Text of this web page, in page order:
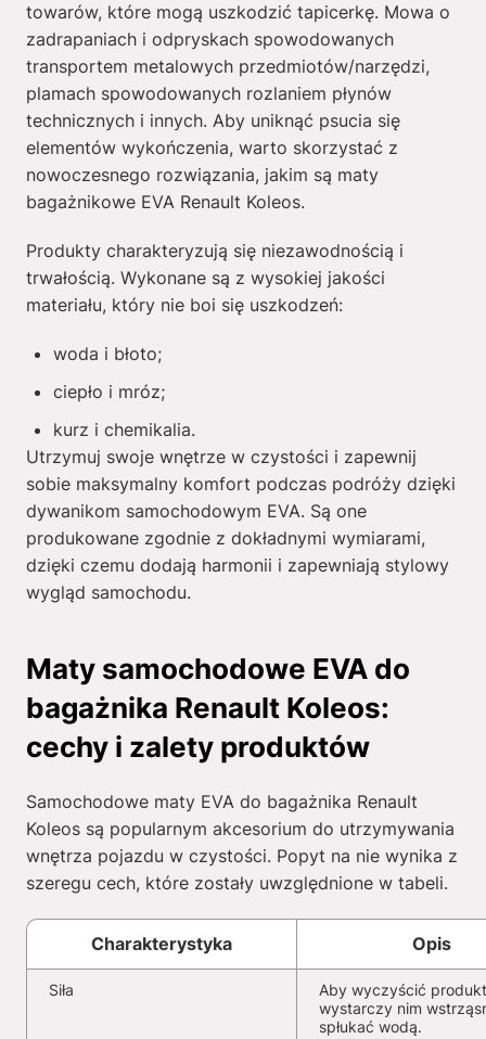
towarów, które mogą uszkodzić tapicerkę. Mowa o
zadrapaniach i odpryskach spowodowanych
transportem metalowych przedmiotów/narzędzi,
plamach spowodowanych rozlaniem płynów
technicznych i innych. Aby uniknąć psucia się
elementów wykończenia, warto skorzystać z
nowoczesnego rozwiązania, jakim są maty
bagażnikowe EVA Renault Koleos.
Produkty charakteryzują się niezawodnością i
trwałością. Wykonane są z wysokiej jakości
materiału, który nie boi się uszkodzeń:
woda i błoto;
ciepło i mróz;
kurz i chemikalia.
Utrzymuj swoje wnętrze w czystości i zapewnij
sobie maksymalny komfort podczas podróży dzięki
dywanikom samochodowym EVA. Są one
produkowane zgodnie z dokładnymi wymiarami,
dzięki czemu dodają harmonii i zapewniają stylowy
wygląd samochodu.
Maty samochodowe EVA do
bagażnika Renault Koleos:
cechy i zalety produktów
Samochodowe maty EVA do bagażnika Renault
Koleos są popularnym akcesorium do utrzymywania
wnętrza pojazdu w czystości. Popyt na nie wynika z
szeregu cech, które zostały uwzględnione w tabeli.
Charakterystyka Opis
Siła
Aby wyczyścić
wystarczy nim
spłukać wodą.